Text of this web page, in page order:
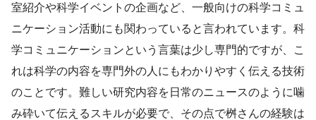
室紹介や科学イベントの企画など、一般向けの科学コミュ
ニケーション活動にも関わっていると言われています。科
学コミュニケーションという言葉は少し専門的ですが、こ
れは科学の内容を専門外の人にもわかりやすく伝える技術
のことです。難しい研究内容を日常のニュースのように噛
み砕いて伝えるスキルが必要で、その点で桝さんの経験は